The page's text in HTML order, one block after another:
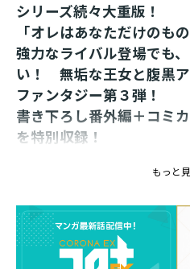
シリーズ続々大重版！
「オレはあなただけのも
強力なライバル登場でも
い！ 無垢な王女と腹黒
ファンタジー第３弾！
書き下ろし番外編＋コミ
を特別収録！
【あらすじ】
もっと